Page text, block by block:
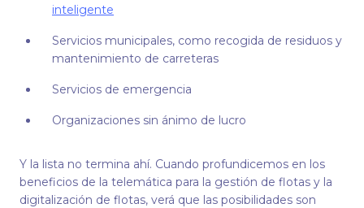
inteligente
Servicios municipales, como recogida de residuos y
mantenimiento de carreteras
Servicios de emergencia
Organizaciones sin ánimo de lucro
Y la lista no termina ahí. Cuando profundicemos en los
beneficios de la telemática para la gestión de flotas y la
digitalización de flotas, verá que las posibilidades son